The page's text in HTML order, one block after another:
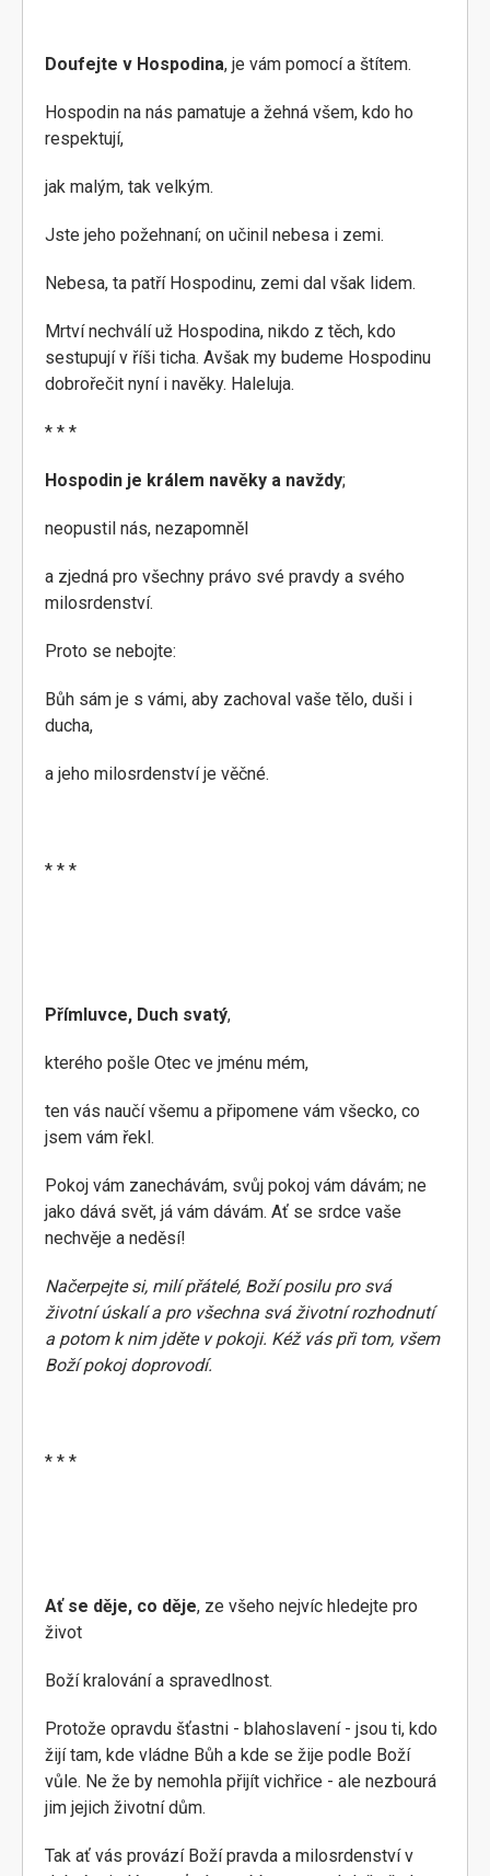
Doufejte v Hospodina, je vám pomocí a štítem.
Hospodin na nás pamatuje a žehná všem, kdo ho
respektují,
jak malým, tak velkým.
Jste jeho požehnaní; on učinil nebesa i zemi.
Nebesa, ta patří Hospodinu, zemi dal však lidem.
Mrtví nechválí už Hospodina, nikdo z těch, kdo
sestupují v říši ticha. Avšak my budeme Hospodinu
dobrořečit nyní i navěky. Haleluja.
* * *
Hospodin je králem navěky a navždy;
neopustil nás, nezapomněl
a zjedná pro všechny právo své pravdy a svého
milosrdenství.
Proto se nebojte:
Bůh sám je s vámi, aby zachoval vaše tělo, duši i
ducha,
a jeho milosrdenství je věčné.
* * *
Přímluvce, Duch svatý,
kterého pošle Otec ve jménu mém,
ten vás naučí všemu a připomene vám všecko, co
jsem vám řekl.
Pokoj vám zanechávám, svůj pokoj vám dávám; ne
jako dává svět, já vám dávám. Ať se srdce vaše
nechvěje a neděsí!
Načerpejte si, milí přátelé, Boží posilu pro svá
životní úskalí a pro všechna svá životní rozhodnutí
a potom k nim jděte v pokoji. Kéž vás při tom, všem
Boží pokoj doprovodí.
* * *
Ať se děje, co děje, ze všeho nejvíc hledejte pro
život
Boží kralování a spravedlnost.
Protože opravdu šťastni - blahoslavení - jsou ti, kdo
žijí tam, kde vládne Bůh a kde se žije podle Boží
vůle. Ne že by nemohla přijít vichřice - ale nezbourá
jim jejich životní dům.
Tak ať vás provází Boží pravda a milosrdenství v